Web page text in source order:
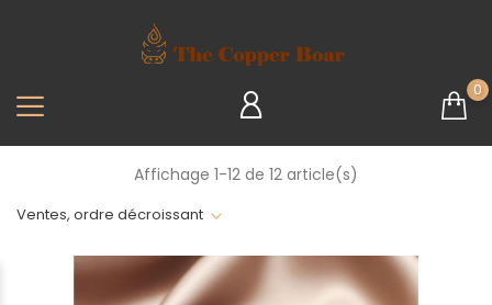
0
Ventes, ordre décroissant
Affichage 1-12 de 12 article(s)